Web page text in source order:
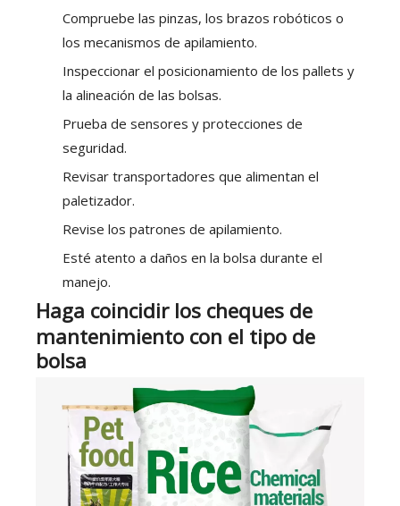
Compruebe las pinzas, los brazos robóticos o
los mecanismos de apilamiento.
Inspeccionar el posicionamiento de los pallets y
la alineación de las bolsas.
Prueba de sensores y protecciones de
seguridad.
Revisar transportadores que alimentan el
paletizador.
Revise los patrones de apilamiento.
Esté atento a daños en la bolsa durante el
manejo.
Haga coincidir los cheques de
mantenimiento con el tipo de
bolsa